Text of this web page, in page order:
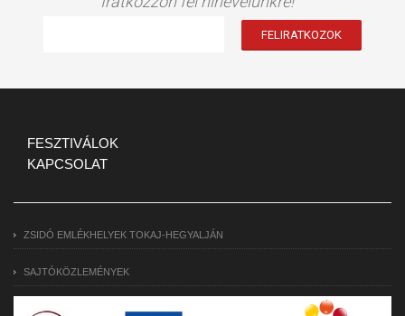
FESZTIVÁLOK
KAPCSOLAT
ZSIDÓ EMLÉKHELYEK TOKAJ-HEGYALJÁN
SAJTÓKÖZLEMÉNYEK